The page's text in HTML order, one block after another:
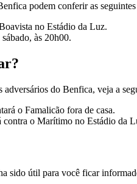
podem conferir as
no Estádio da Luz.
às 20h00.
adversários do Benfica, veja a
o Famalicão fora de casa.
contra o Marítimo no Estádio da
sido útil para você ficar